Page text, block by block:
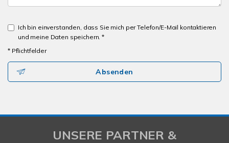
Ich bin einverstanden, dass Sie mich per Telefon/E-Mail kontaktieren
und meine Daten speichern. *
* Pflichtfelder
Absenden
UNSERE PARTNER &